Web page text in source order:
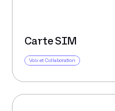
Carte SIM
Voix et Collaboration